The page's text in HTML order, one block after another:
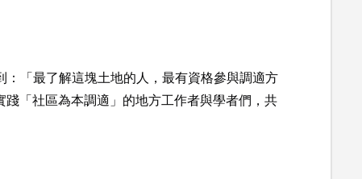
「最了解這塊土地的人，最有資格參與調適方
「社區為本調適」的地方工作者與學者們，共